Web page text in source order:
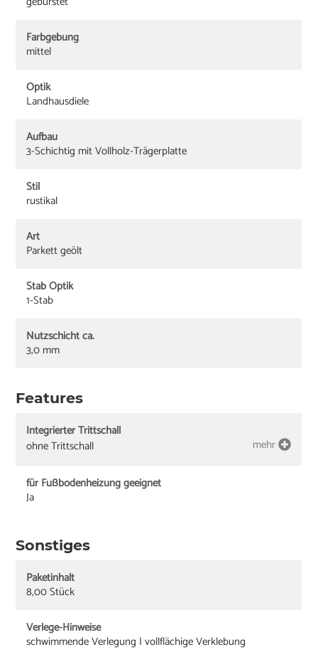
Farbgebung
mittel
Optik
Landhausdiele
Aufbau
3-Schichtig mit Vollholz-Trägerplatte
Stil
rustikal
Art
Parkett geölt
Stab Optik
1-Stab
Nutzschicht ca.
3,0 mm
Features
Integrierter Trittschall
ohne Trittschall
mehr
für Fußbodenheizung geeignet
Ja
Sonstiges
Paketinhalt
8,00 Stück
Verlege-Hinweise
schwimmende Verlegung | vollflächige Verklebung